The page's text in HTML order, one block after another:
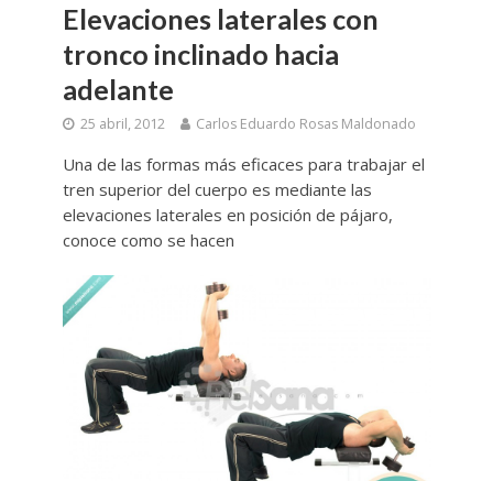
Elevaciones laterales con
tronco inclinado hacia
adelante
25 abril, 2012 Carlos Eduardo Rosas Maldonado
Una de las formas más eficaces para trabajar el
tren superior del cuerpo es mediante las
elevaciones laterales en posición de pájaro,
conoce como se hacen